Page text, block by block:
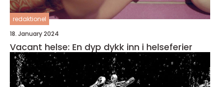
redaktionel
18. January 2024
Vacant helse: En dyp dykk inn i helseferier